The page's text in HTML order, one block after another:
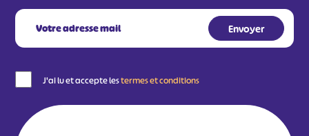
J'ai lu et accepte lestermes et conditions